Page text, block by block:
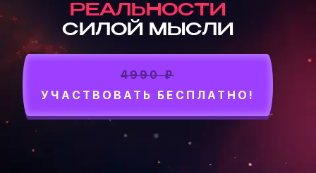
РЕАЛЬНОСТИ
СИЛОЙ МЫСЛИ
4990 ₽
УЧАСТВОВАТЬ БЕСПЛАТНО!